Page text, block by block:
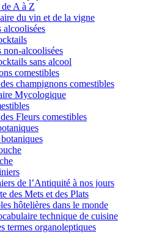
de A à Z
du vin et de la vigne
alcoolisées
non-alcoolisées
sans alcool
comestibles
champignons comestibles
Mycologique
Fleurs comestibles
de l’Antiquité à nos jours
des Mets et des Plats
hôtelières dans le monde
technique de cuisine
termes organoleptiques